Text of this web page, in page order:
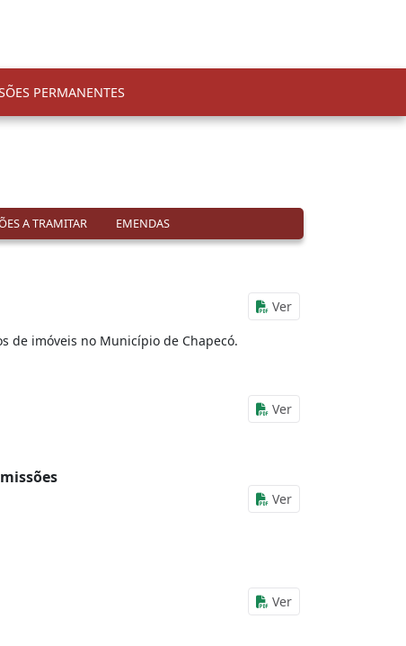
PERMANENTES
A TRAMITAR EMENDAS
de imóveis no Município de Chapecó.
Ver
Ver
Ver
Ver